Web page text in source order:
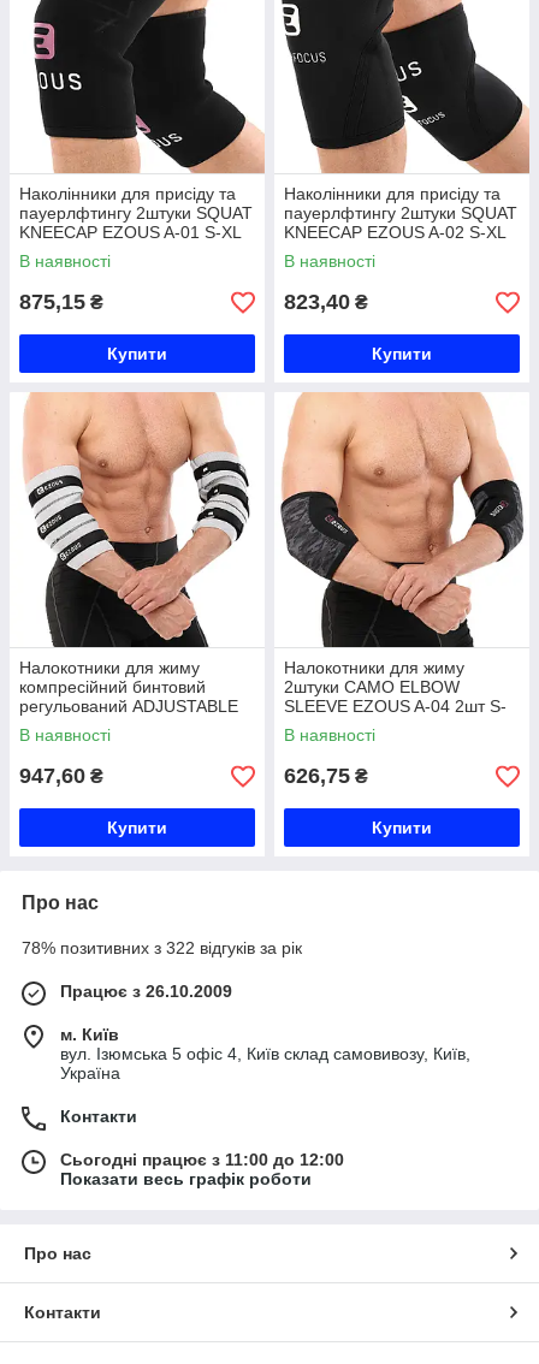
Наколінники для присіду та
пауерлфтингу 2штуки SQUAT
KNEECAP EZOUS A-01 S-XL
чорний Код A-01
В наявності
875,15 ₴
Купити
Наколінники для присіду та
пауерлфтингу 2штуки SQUAT
KNEECAP EZOUS A-02 S-XL
чорний Код A-02
В наявності
823,40 ₴
Купити
Налокотники для жиму
компресійний бинтовий
регульований ADJUSTABLE
ELBOW SLEEVE EZOUS C-08
2шт сірий-чорний Код C-08
В наявності
947,60 ₴
Купити
Налокотники для жиму
2штуки CAMO ELBOW
SLEEVE EZOUS A-04 2шт S-
XL камуфляж Код A-04
В наявності
626,75 ₴
Купити
Про нас
78% позитивних з 322 відгуків за рік
Працює з 26.10.2009
м. Київ
вул. Ізюмська 5 офіс 4, Київ склад самовивозу, Київ,
Україна
Контакти
Сьогодні працює з 11:00 до 12:00
Показати весь графік роботи
Про нас
Контакти